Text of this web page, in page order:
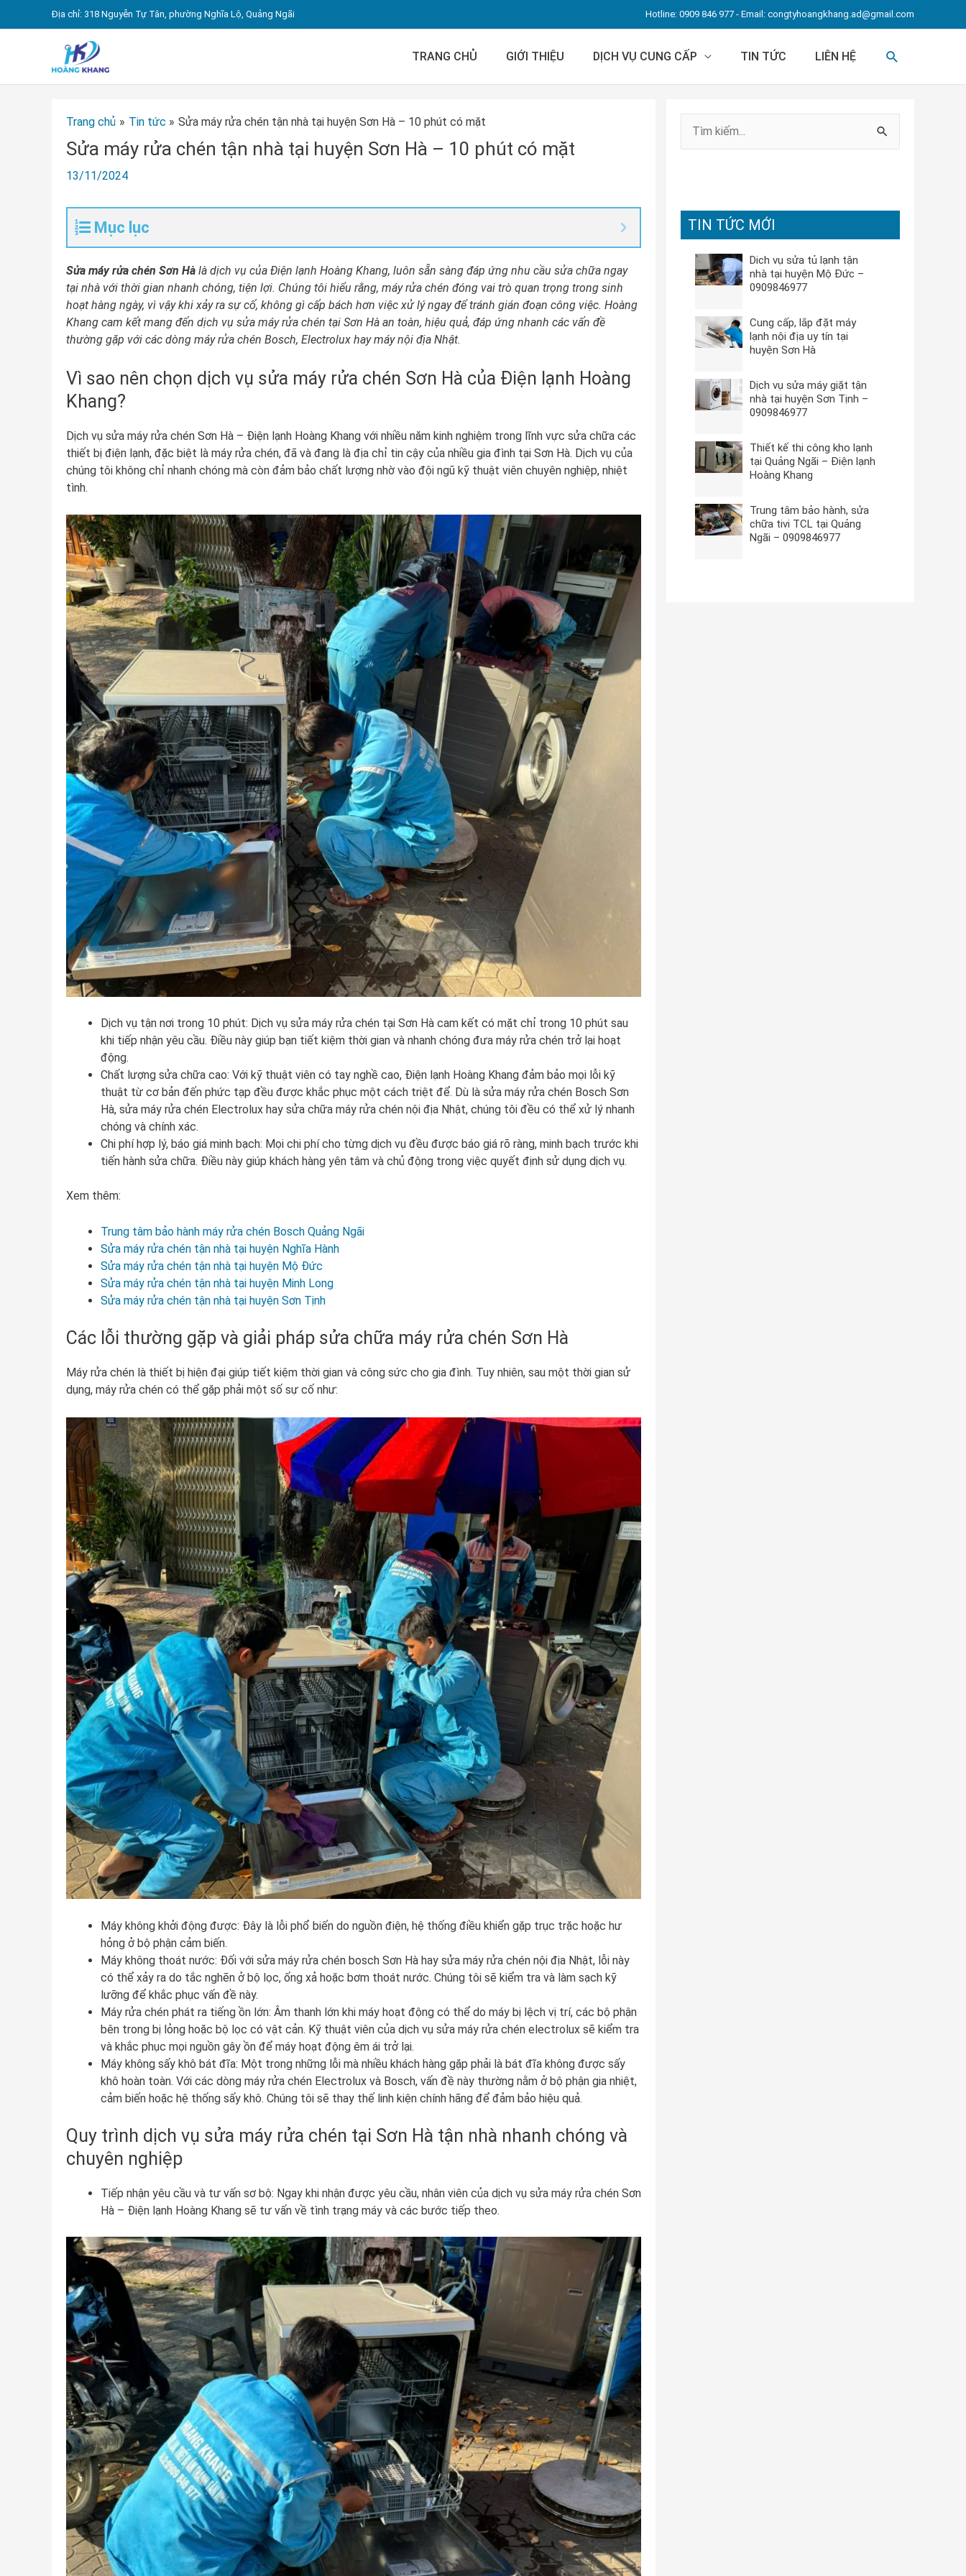
Địa chỉ: 318 Nguyễn Tự Tân, phường Nghĩa Lộ, Quảng Ngãi Hotline: 0909 846 977 - Email: congtyhoangkhang.ad@gmail.com
TRANG CHỦ GIỚI THIỆU DỊCH VỤ CUNG CẤP TIN TỨC LIÊN HỆ
TÌM
Trang chủ Tin tức Sửa máy rửa chén tận nhà tại huyện Sơn Hà – 10 phút có mặt
Sửa máy rửa chén tận nhà tại huyện Sơn Hà – 10 phút có mặt
13/11/2024
Mục lục
Sửa máy rửa chén Sơn Hà là dịch vụ của Điện lạnh Hoàng Khang, luôn sẵn sàng đáp ứng nhu cầu sửa chữa ngay
tại nhà với thời gian nhanh chóng, tiện lợi. Chúng tôi hiểu rằng, máy rửa chén đóng vai trò quan trọng trong sinh
hoạt hàng ngày, vì vậy khi xảy ra sự cố, không gì cấp bách hơn việc xử lý ngay để tránh gián đoạn công việc. Hoàng
Khang cam kết mang đến dịch vụ sửa máy rửa chén tại Sơn Hà an toàn, hiệu quả, đáp ứng nhanh các vấn đề
thường gặp với các dòng máy rửa chén Bosch, Electrolux hay máy nội địa Nhật.
Vì sao nên chọn dịch vụ sửa máy rửa chén Sơn Hà của Điện lạnh Hoàng
Khang?
Dịch vụ sửa máy rửa chén Sơn Hà – Điện lạnh Hoàng Khang với nhiều năm kinh nghiệm trong lĩnh vực sửa chữa các
thiết bị điện lạnh, đặc biệt là máy rửa chén, đã và đang là địa chỉ tin cậy của nhiều gia đình tại Sơn Hà. Dịch vụ của
chúng tôi không chỉ nhanh chóng mà còn đảm bảo chất lượng nhờ vào đội ngũ kỹ thuật viên chuyên nghiệp, nhiệt
tình.
Dịch vụ tận nơi trong 10 phút: Dịch vụ sửa máy rửa chén tại Sơn Hà cam kết có mặt chỉ trong 10 phút sau
khi tiếp nhận yêu cầu. Điều này giúp bạn tiết kiệm thời gian và nhanh chóng đưa máy rửa chén trở lại hoạt
động.
Chất lượng sửa chữa cao: Với kỹ thuật viên có tay nghề cao, Điện lạnh Hoàng Khang đảm bảo mọi lỗi kỹ
thuật từ cơ bản đến phức tạp đều được khắc phục một cách triệt để. Dù là sửa máy rửa chén Bosch Sơn
Hà, sửa máy rửa chén Electrolux hay sửa chữa máy rửa chén nội địa Nhật, chúng tôi đều có thể xử lý nhanh
chóng và chính xác.
Chi phí hợp lý, báo giá minh bạch: Mọi chi phí cho từng dịch vụ đều được báo giá rõ ràng, minh bạch trước khi
tiến hành sửa chữa. Điều này giúp khách hàng yên tâm và chủ động trong việc quyết định sử dụng dịch vụ.
Xem thêm:
Trung tâm bảo hành máy rửa chén Bosch Quảng Ngãi
Sửa máy rửa chén tận nhà tại huyện Nghĩa Hành
Sửa máy rửa chén tận nhà tại huyện Mộ Đức
Sửa máy rửa chén tận nhà tại huyện Minh Long
Sửa máy rửa chén tận nhà tại huyện Sơn Tịnh
Các lỗi thường gặp và giải pháp sửa chữa máy rửa chén Sơn Hà
Máy rửa chén là thiết bị hiện đại giúp tiết kiệm thời gian và công sức cho gia đình. Tuy nhiên, sau một thời gian sử
dụng, máy rửa chén có thể gặp phải một số sự cố như:
Máy không khởi động được: Đây là lỗi phổ biến do nguồn điện, hệ thống điều khiển gặp trục trặc hoặc hư
hỏng ở bộ phận cảm biến.
Máy không thoát nước: Đối với sửa máy rửa chén bosch Sơn Hà hay sửa máy rửa chén nội địa Nhật, lỗi này
có thể xảy ra do tắc nghẽn ở bộ lọc, ống xả hoặc bơm thoát nước. Chúng tôi sẽ kiểm tra và làm sạch kỹ
lưỡng để khắc phục vấn đề này.
Máy rửa chén phát ra tiếng ồn lớn: Âm thanh lớn khi máy hoạt động có thể do máy bị lệch vị trí, các bộ phận
bên trong bị lỏng hoặc bộ lọc có vật cản. Kỹ thuật viên của dịch vụ sửa máy rửa chén electrolux sẽ kiểm tra
và khắc phục mọi nguồn gây ồn để máy hoạt động êm ái trở lại.
Máy không sấy khô bát đĩa: Một trong những lỗi mà nhiều khách hàng gặp phải là bát đĩa không được sấy
khô hoàn toàn. Với các dòng máy rửa chén Electrolux và Bosch, vấn đề này thường nằm ở bộ phận gia nhiệt,
cảm biến hoặc hệ thống sấy khô. Chúng tôi sẽ thay thế linh kiện chính hãng để đảm bảo hiệu quả.
Quy trình dịch vụ sửa máy rửa chén tại Sơn Hà tận nhà nhanh chóng và
chuyên nghiệp
Tiếp nhận yêu cầu và tư vấn sơ bộ: Ngay khi nhận được yêu cầu, nhân viên của dịch vụ sửa máy rửa chén Sơn
Hà – Điện lạnh Hoàng Khang sẽ tư vấn về tình trạng máy và các bước tiếp theo.
TIN TỨC MỚI
Dich vụ sửa tủ lạnh tận
nhà tại huyện Mộ Đức –
0909846977
Cung cấp, lắp đặt máy
lạnh nội địa uy tín tại
huyện Sơn Hà
Dịch vụ sửa máy giặt tận
nhà tại huyện Sơn Tịnh –
0909846977
Thiết kế thi công kho lạnh
tại Quảng Ngãi – Điện lạnh
Hoàng Khang
Trung tâm bảo hành, sửa
chữa tivi TCL tại Quảng
Ngãi – 0909846977